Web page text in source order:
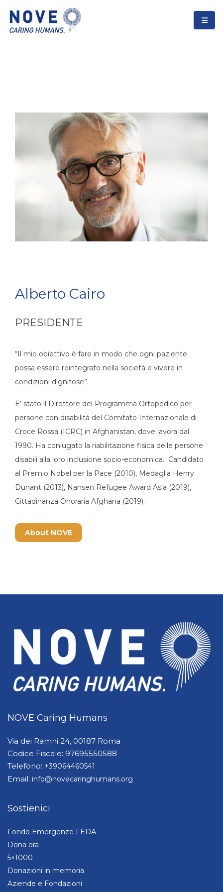
Alberto Cairo
PRESIDENTE
“Il mio obiettivo è fare in modo che ogni paziente
possa essere reintegrato nella società e vivere in
condizioni dignitose”.
E’ stato il Direttore del Programma Ortopedico per
persone con disabilità del Comitato Internazionale di
Croce Rossa (ICRC) in Afghanistan, dove lavora dal
1990. Ha coniugato la riabilitazione fisica delle persone
disabili alla loro inclusione socio-economica. Candidato
al Premio Nobel per la Pace (2010), Medaglia Henry
Dunant (2013), Nansen Refugee Award Asia (2019),
Cittadinanza Onoraria Afghana (2019).
About NOVE
NOVE Caring Humans
Via dei Ramni 24, 00187 Roma
Codice Fiscale: 97695550588
Telefono: +39064460541
Email: info@novecaringhumans.org
Sostienici
Fondo Emergenze FEDA
Dona ora
5×1000
Donazioni in memoria
Aziende e Fondazioni